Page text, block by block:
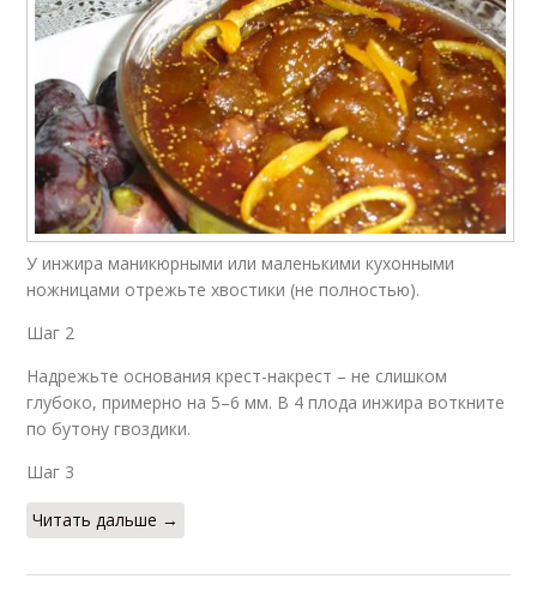
У инжира маникюрными или маленькими кухонными
ножницами отрежьте хвостики (не полностью).
Шаг 2
Надрежьте основания крест-накрест – не слишком
глубоко, примерно на 5–6 мм. В 4 плода инжира воткните
по бутону гвоздики.
Шаг 3
Читать дальше →